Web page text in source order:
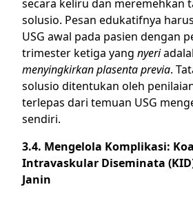
secara keliru dan meremehkan
solusio. Pesan edukatifnya
USG awal pada pasien dengan
trimester ketiga yang nyeri
menyingkirkan plasenta previa.
solusio ditentukan oleh
terlepas dari temuan USG
sendiri.
3.4. Mengelola Komplikasi:
Intravaskular Diseminata
Janin